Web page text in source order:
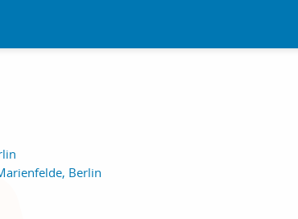
Berlin